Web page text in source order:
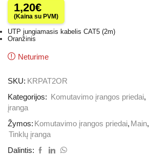
1,20€
(Kaina su PVM)
UTP jungiamasis kabelis CAT5 (2m)
Oranžinis
Neturime
SKU: KRPAT2OR
Kategorijos:
Komutavimo įrangos priedai,
įranga
Žymos: Komutavimo įrangos priedai, Main,
Tinklų įranga
Dalintis: